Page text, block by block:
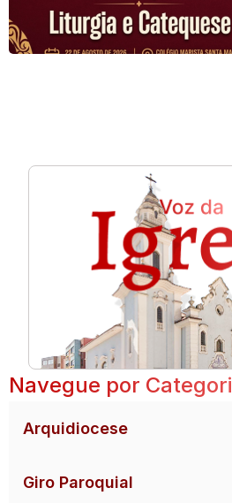
Navegue por
Arquidiocese
Giro Paroquial